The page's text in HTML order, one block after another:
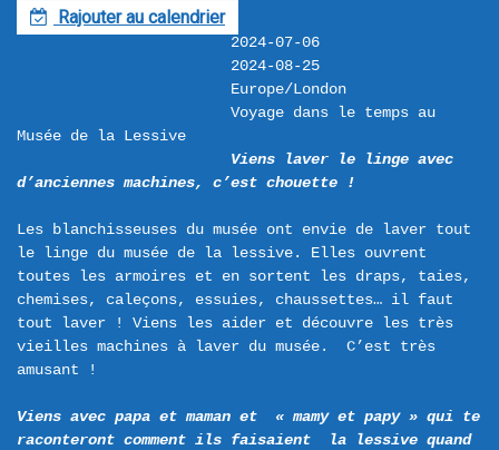
F Rajouter au calendrier
2024-07-06
2024-08-25
Europe/London
Voyage dans le temps au
Musée de la Lessive
Viens laver le linge avec
d’anciennes machines, c’est chouette !
Les blanchisseuses du musée ont envie de laver tout
le linge du musée de la lessive. Elles ouvrent
toutes les armoires et en sortent les draps, taies,
chemises, caleçons, essuies, chaussettes… il faut
tout laver ! Viens les aider et découvre les très
vieilles machines à laver du musée.  C’est très
amusant !
Viens avec papa et maman et  « mamy et papy » qui te
raconteront comment ils faisaient  la lessive quand